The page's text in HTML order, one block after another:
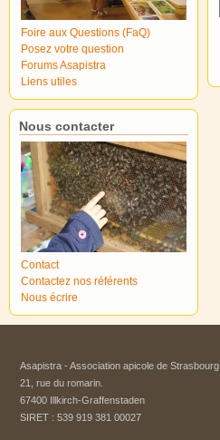
Foire aux Questions (FaQ)
Posez votre question
Forums Asapistra
Liens utiles
Nous contacter
Contact
Contactez nos référents
Nous écrire
Asapistra - Association apicole de Strasbourg​
21, rue du romarin.
67400 Illkirch-Graffenstaden
SIRET : 539 919 381 00027